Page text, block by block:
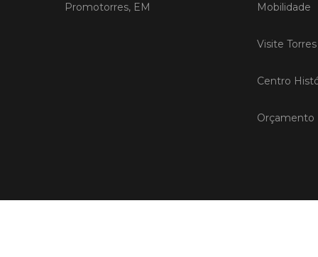
Promotorres, EM Mobilidade
Visite
Centro
Orçamento